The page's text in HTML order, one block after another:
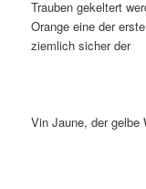
Trauben gekeltert
Orange eine der
ziemlich sicher der
Vin Jaune, der gelbe